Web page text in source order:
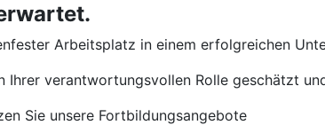
Arbeitsplatz in einem erfolgreichen
Ihrer verantwortungsvollen Rolle geschätzt
Sie unsere Fortbildungsangebote